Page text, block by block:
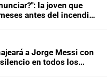
Fe y el sur global
Rosario
rechazo del
la joven que
antes del incendio
a Jorge Messi con
en todos los